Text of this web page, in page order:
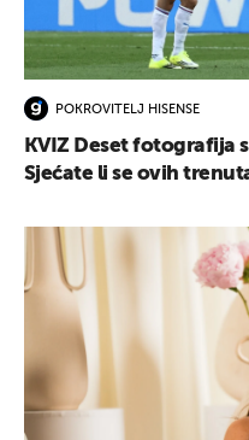
POKROVITELJ HISENSE
KVIZ Deset fotografija
Sjećate li se ovih